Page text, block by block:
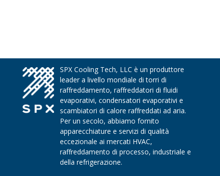
SPX Cooling Tech, LLC è un produttore
leader a livello mondiale di torri di
raffreddamento, raffreddatori di fluidi
evaporativi, condensatori evaporativi e
scambiatori di calore raffreddati ad aria.
Per un secolo, abbiamo fornito
apparecchiature e servizi di qualità
eccezionale ai mercati HVAC,
raffreddamento di processo, industriale e
della refrigerazione.